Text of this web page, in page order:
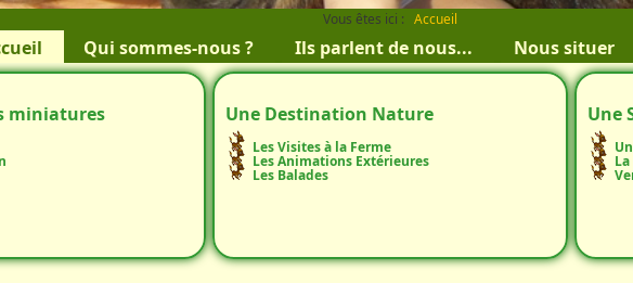
Vous êtes ici : Accueil
Qui sommes-nous ? Ils parlent de nous... Nous situer
miniatures Une Destination Nature
Les Visites à la Ferme
Les Animations Extérieures
Les Balades
Une